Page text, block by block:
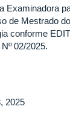
Examinadora
de Mestrado
conforme
02/2025.
2025